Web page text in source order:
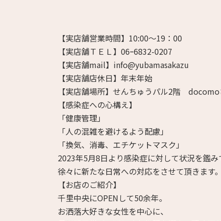
【実店舗営業時間】10:00～19：00
【実店舗ＴＥＬ】06ｰ6832-0207
【実店舗mail】info@yubamasakazu
【実店舗店休日】年末年始
【実店舗場所】せんちゅうパル2階
【感染症への心構え】
「健康管理」
「人の混雑を避けるよう配慮」
「換気、消毒、エチケットマスク」
2023年5月8日より感染症に対して状況を鑑み
徐々に新たな日常への対応をさせて頂きます。
【お店のご紹介】
千里中央にOPENして50余年。
お洒落大好きな女性を中心に、